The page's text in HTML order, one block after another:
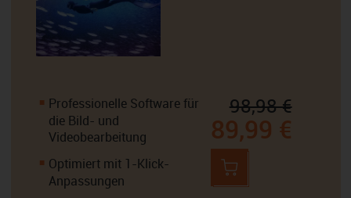
Professionelle Software für
die Bild- und
Videobearbeitung
Optimiert mit 1-Klick-
Anpassungen
89,99 €
98,98 €